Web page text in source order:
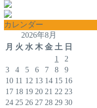
カレンダー
2026年8月
月 火 水 木 金 土 日
1
2
3
4 5 6 7 8
9
10 11 12 13 14 15 16
17 18 19 20 21 22 23
24 25 26 27 28 29 30